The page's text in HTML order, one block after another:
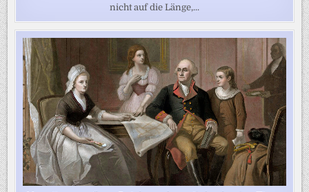
nicht auf die Länge,...